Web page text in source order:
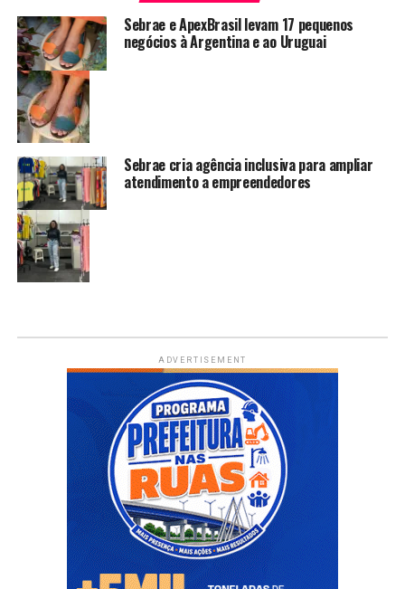
Sebrae e ApexBrasil levam 17 pequenos
negócios à Argentina e ao Uruguai
Sebrae cria agência inclusiva para ampliar
atendimento a empreendedores
ADVERTISEMENT